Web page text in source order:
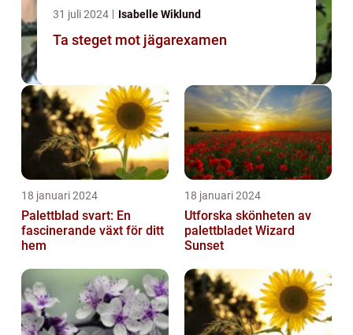
31 juli 2024 Isabelle Wiklund
Ta steget mot jägarexamen
18 januari 2024
Palettblad svart: En
fascinerande växt för ditt
hem
18 januari 2024
Utforska skönheten av
palettbladet Wizard
Sunset